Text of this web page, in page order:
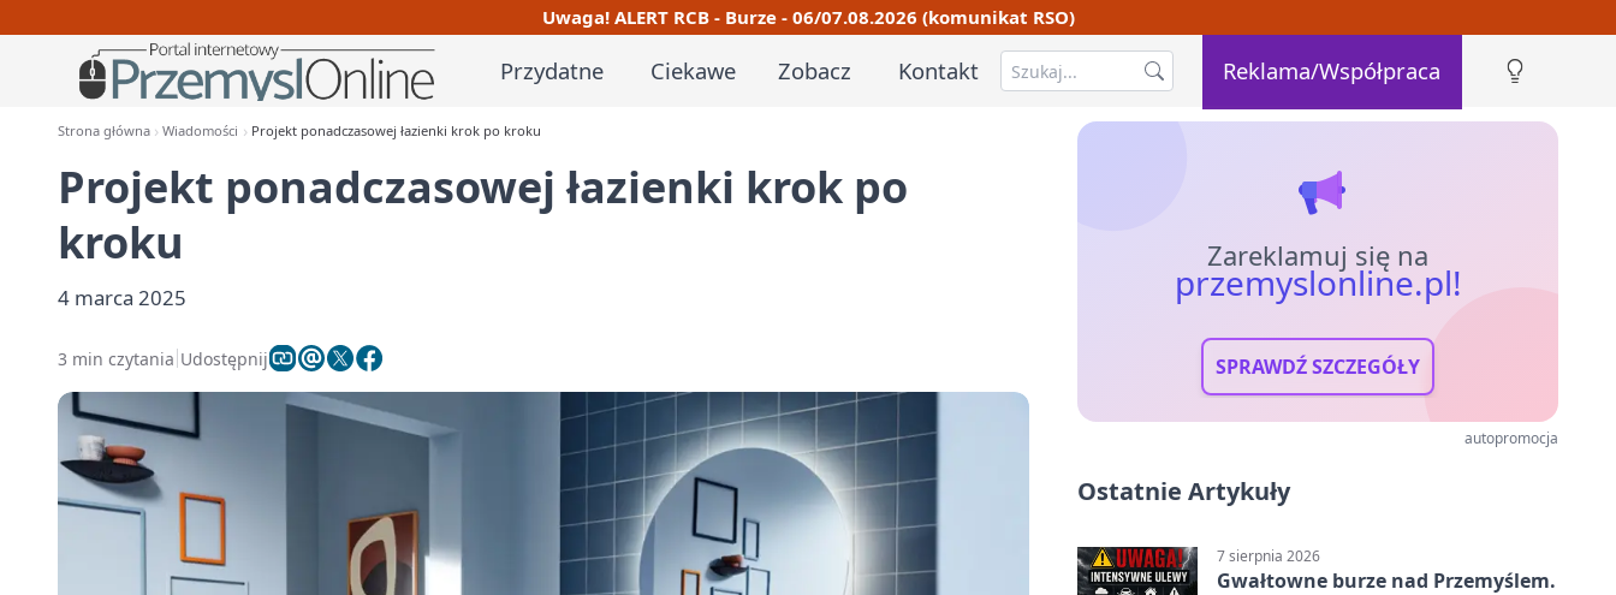
Uwaga! ALERT RCB - Burze - 06/07.08.2026 (komunikat RSO)
Przydatne Ciekawe Zobacz Kontakt Reklama/Współpraca
Strona główna Wiadomości Projekt ponadczasowej łazienki krok po kroku
Projekt ponadczasowej łazienki krok po
kroku
4 marca 2025
3 min czytania Udostępnij
Zareklamuj się na
przemyslonline.pl!
SPRAWDŹ SZCZEGÓŁY
autopromocja
Ostatnie Artykuły
7 sierpnia 2026
Gwałtowne burze nad Przemyślem.